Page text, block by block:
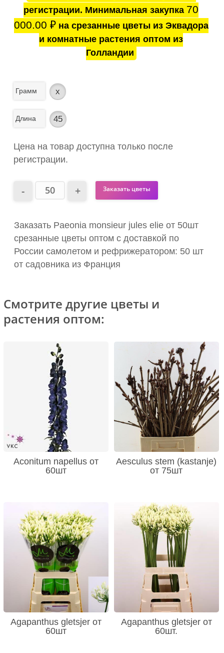
регистрации. Минимальная закупка 70
000.00 ₽на срезанные цветы из Эквадора
и комнатные растения оптом из
Голландии
Грамм x
Длина 45
Цена на товар доступна только после
регистрации.
Заказать цветы
Заказать Paeonia monsieur jules elie от 50шт
срезанные цветы оптом с доставкой по
России самолетом и рефрижератором: 50 шт
от садовника из Франция
Смотрите другие цветы и
растения оптом:
Aconitum napellus от
60шт
Aesculus stem (kastanje)
от 75шт
Agapanthus gletsjer от
60шт
Agapanthus gletsjer от
60шт.